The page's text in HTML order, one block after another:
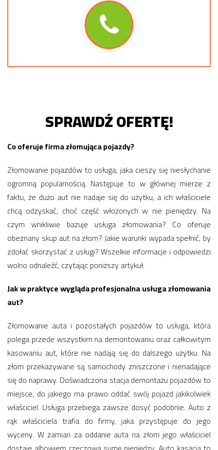
SPRAWDŹ OFERTĘ!
Co oferuje firma złomująca pojazdy?
Złomowanie pojazdów to usługa, jaka cieszy się niesłychanie
ogromną popularnością. Następuje to w głównej mierze z
faktu, że dużo aut nie nadaje się do użytku, a ich właściciele
chcą odzyskać, choć część włożonych w nie pieniędzy. Na
czym wnikliwie bazuje usługa złomowania? Co oferuje
obeznany skup aut na złom? Jakie warunki wypada spełnić, by
zdołać skorzystać z usługi? Wszelkie informacje i odpowiedzi
wolno odnaleźć, czytając poniższy artykuł.
Jak w praktyce wygląda profesjonalna usługa złomowania
aut?
Złomowanie auta i pozostałych pojazdów to usługa, która
polega przede wszystkim na demontowaniu oraz całkowitym
kasowaniu aut, które nie nadają się do dalszego użytku. Na
złom przekazywane są samochody zniszczone i nienadające
się do naprawy. Doświadczona stacja demontażu pojazdów to
miejsce, do jakiego ma prawo oddać swój pojazd jakikolwiek
właściciel. Usługa przebiega zawsze dosyć podobnie. Auto z
rąk właściciela trafia do firmy, jaka przystępuje do jego
wyceny. W zamian za oddanie auta na złom jego właściciel